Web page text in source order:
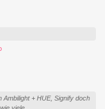
+ HUE, Signify doch